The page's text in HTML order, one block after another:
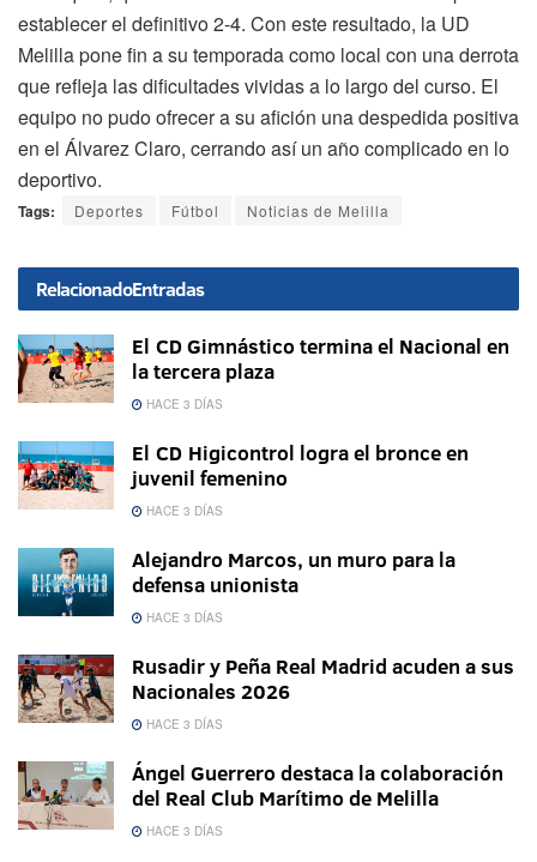
establecer el definitivo 2-4. Con este resultado, la UD
Melilla pone fin a su temporada como local con una derrota
que refleja las dificultades vividas a lo largo del curso. El
equipo no pudo ofrecer a su afición una despedida positiva
en el Álvarez Claro, cerrando así un año complicado en lo
deportivo.
Tags: Deportes Fútbol Noticias de Melilla
RelacionadoEntradas
El CD Gimnástico termina el Nacional en
la tercera plaza
HACE 3 DÍAS
El CD Higicontrol logra el bronce en
juvenil femenino
HACE 3 DÍAS
Alejandro Marcos, un muro para la
defensa unionista
HACE 3 DÍAS
Rusadir y Peña Real Madrid acuden a sus
Nacionales 2026
HACE 3 DÍAS
Ángel Guerrero destaca la colaboración
del Real Club Marítimo de Melilla
HACE 3 DÍAS